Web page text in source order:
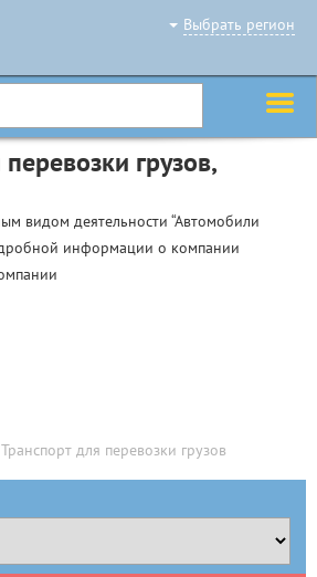
Выбрать регион
грузов,
видом деятельности “Автомобили
информации о компании
Транспорт для перевозки грузов